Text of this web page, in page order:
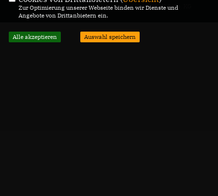
Helmstedt
Alle Rechte vorbehalten.
GmbH & Co. KG
Zur Optimierung unserer Webseite binden wir Dienste und
Angebote von Drittanbietern ein.
Alle akzeptieren Auswahl speichern